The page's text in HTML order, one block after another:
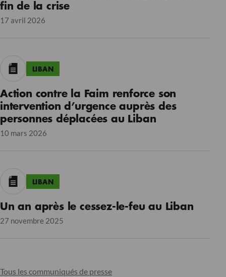
Tous les communiqués de presse
fin de la crise
17 avril 2026
LIBAN
Action contre la Faim renforce son
intervention d’urgence auprès des
personnes déplacées au Liban
10 mars 2026
LIBAN
Un an après le cessez-le-feu au Liban
27 novembre 2025